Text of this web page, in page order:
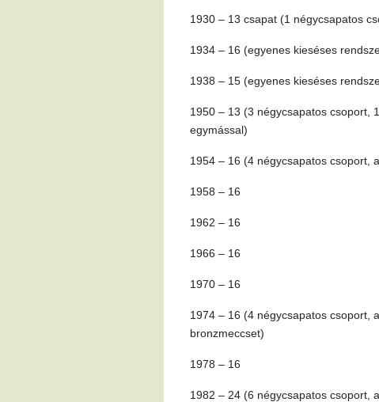
1930 – 13 csapat (1 négycsapatos
1934 – 16 (egyenes kieséses
1938 – 15 (egyenes kieséses
1950 – 13 (3 négycsapatos csoport,
egymással)
1954 – 16 (4 négycsapatos csoport,
1958 – 16
1962 – 16
1966 – 16
1970 – 16
1974 – 16 (4 négycsapatos csoport,
bronzmeccset)
1978 – 16
1982 – 24 (6 négycsapatos csoport,